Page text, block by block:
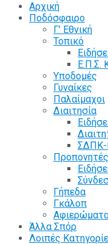
Αρχική
Ποδόσφαιρο
Γ’ Εθνική
Τοπικό
Ε.Π.Σ.
Υποδομές
Γυναίκες
Παλαίμαχοι
Διαιτησία
Προπονητές
Γήπεδα
Γκάλοπ
Άλλα Σπόρ
Λοιπές